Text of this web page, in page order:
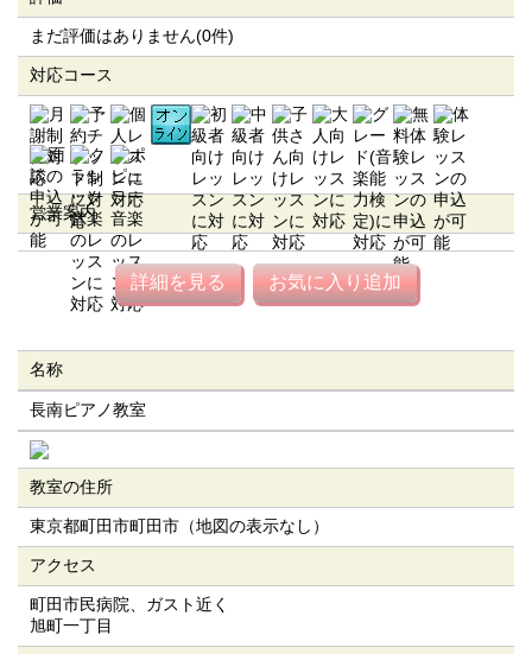
まだ評価はありません(0件)
対応コース
営業案内
詳細を見る お気に入り追加
名称
長南ピアノ教室
教室の住所
東京都町田市町田市（地図の表示なし）
アクセス
町田市民病院、ガスト近く
旭町一丁目